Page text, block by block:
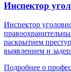
Инспектор
Инспектор
раскрытием
выявлением и
Подробнее о